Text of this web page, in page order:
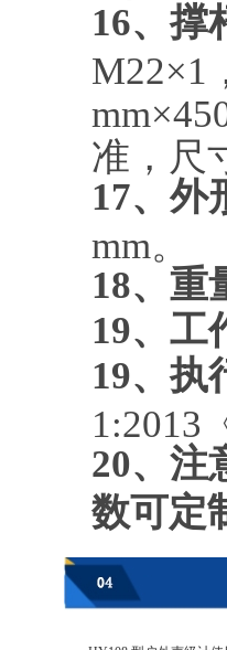
16、撑
M22×1
准，尺
17、外
mm。
18、重
19、工
19、执
1:2013
20、注
数可定